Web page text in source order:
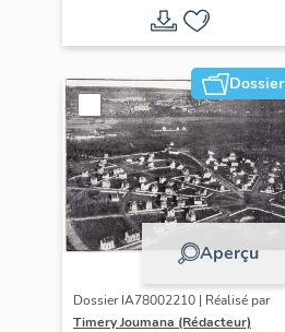
Dossier
Aperçu
Dossier IA78002210 | Réalisé par
Timery Joumana (Rédacteur)